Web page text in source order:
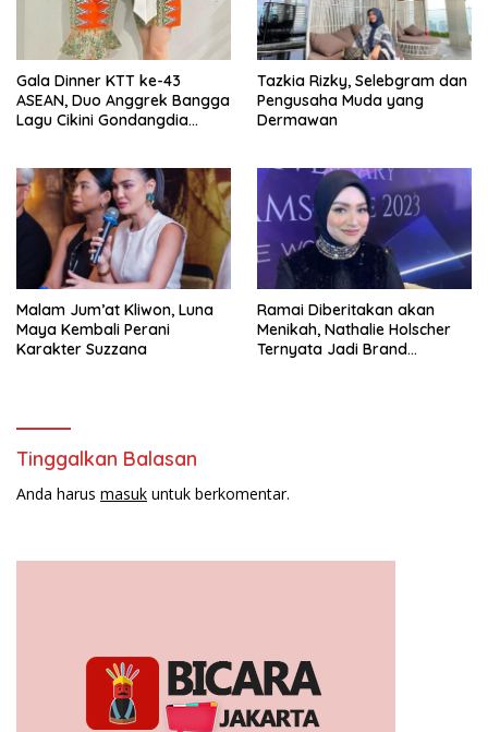
Gala Dinner KTT ke-43
ASEAN, Duo Anggrek Bangga
Lagu Cikini Gondangdia
Tazkia Rizky, Selebgram dan
Pengusaha Muda yang
Dermawan
Malam Jum’at Kliwon, Luna
Maya Kembali Perani
Karakter Suzzana
Ramai Diberitakan akan
Menikah, Nathalie Holscher
Ternyata Jadi Brand
Tinggalkan Balasan
Anda harus masuk untuk berkomentar.